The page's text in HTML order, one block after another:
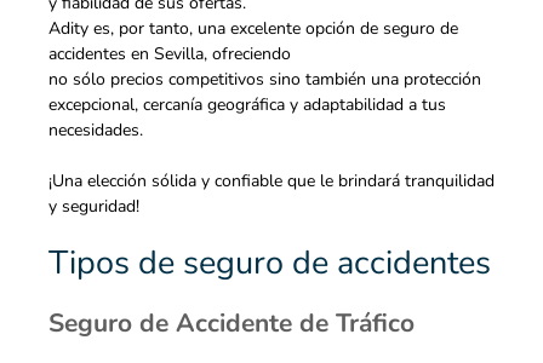
Adity es, por tanto, una excelente opción de seguro de
accidentes en Sevilla, ofreciendo
no sólo precios competitivos sino también una protección
excepcional, cercanía geográfica y adaptabilidad a tus
necesidades.
¡Una elección sólida y confiable que le brindará tranquilidad
y seguridad!
Tipos de seguro de accidentes
Seguro de Accidente de Tráfico